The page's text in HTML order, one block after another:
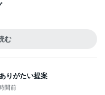
と夜のお散歩
前